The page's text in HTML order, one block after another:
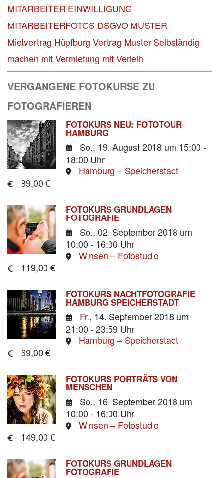
MITARBEITER EINWILLIGUNG
MITARBEITERFOTOS DSGVO MUSTER
Mietvertrag Hüpfburg Vertrag Muster Selbständig
machen mit Vermietung mit Verleih
VERGANGENE FOTOKURSE ZU
FOTOGRAFIEREN
FOTOKURS NEU: FOTOTOUR
HAMBURG
So., 19. August 2018 um 15:00 -
18:00 Uhr
Hamburg – Speicherstadt
89,00 €
FOTOKURS GRUNDLAGEN
FOTOGRAFIE
So., 02. September 2018 um
10:00 - 16:00 Uhr
Winsen – Fotostudio
119,00 €
FOTOKURS NACHTFOTOGRAFIE
HAMBURG SPEICHERSTADT
Fr., 14. September 2018 um
21:00 - 23:59 Uhr
Hamburg – Speicherstadt
69,00 €
FOTOKURS PORTRÄTS VON
MENSCHEN
So., 16. September 2018 um
10:00 - 16:00 Uhr
Winsen – Fotostudio
149,00 €
FOTOKURS GRUNDLAGEN
FOTOGRAFIE